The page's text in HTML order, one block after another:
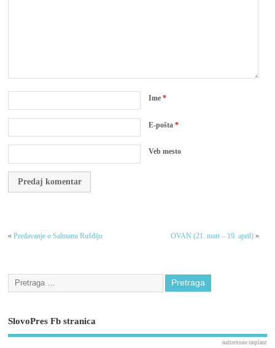
Ime*
E-pošta*
Veb mesto
«Predavanje o Salmanu Rušdiju OVAN (21. mart – 19. april)»
SlovoPres Fb stranica
naltrexone implant